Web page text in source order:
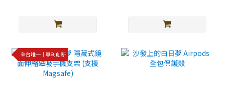
全台唯一｜專利創新